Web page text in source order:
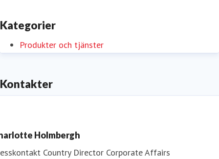
Kategorier
Produkter och tjänster
Kontakter
Holmbergh
Country Director Corporate Affairs